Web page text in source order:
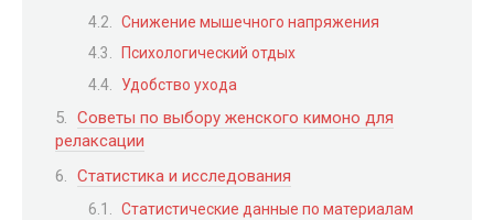
Снижение мышечного напряжения
Психологический отдых
Удобство ухода
Советы по выбору женского кимоно для
релаксации
Статистика и исследования
Статистические данные по материалам